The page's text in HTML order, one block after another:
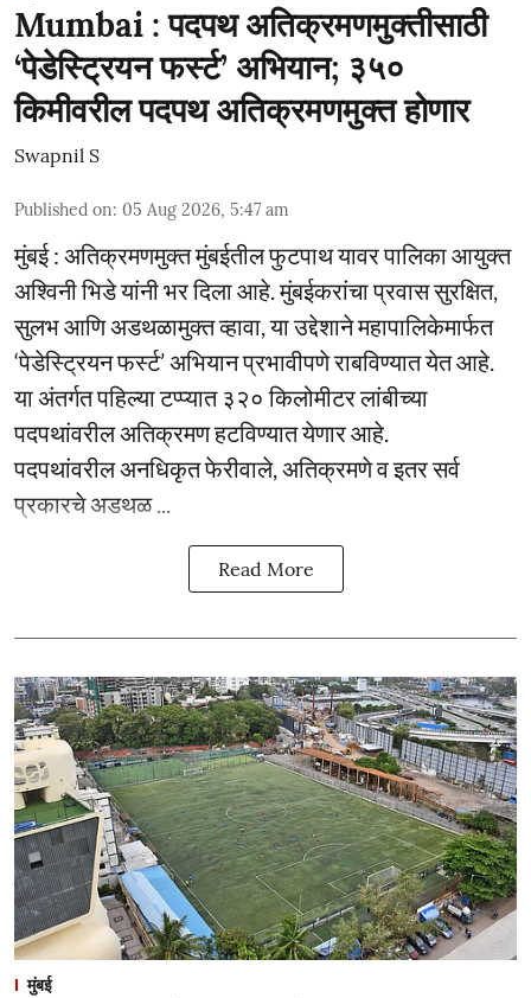
Mumbai : पदपथ अतिक्रमणमुक्तीसाठी
‘पेडेस्ट्रियन फर्स्ट’ अभियान; ३५०
किमीवरील पदपथ अतिक्रमणमुक्त होणार
Swapnil S
Published on: 05 Aug 2026, 5:47 am
मुंबई : अतिक्रमणमुक्त मुंबईतील फुटपाथ यावर पालिका आयुक्त
अश्विनी भिडे यांनी भर दिला आहे. मुंबईकरांचा प्रवास सुरक्षित,
सुलभ आणि अडथळामुक्त व्हावा, या उद्देशाने महापालिकेमार्फत
‘पेडेस्ट्रियन फर्स्ट’ अभियान प्रभावीपणे राबविण्यात येत आहे.
या अंतर्गत पहिल्या टप्प्यात ३२० किलोमीटर लांबीच्या
पदपथांवरील अतिक्रमण हटविण्यात येणार आहे.
पदपथांवरील अनधिकृत फेरीवाले, अतिक्रमणे व इतर सर्व
प्रकारचे अडथळ ...
Read More
मुंबई